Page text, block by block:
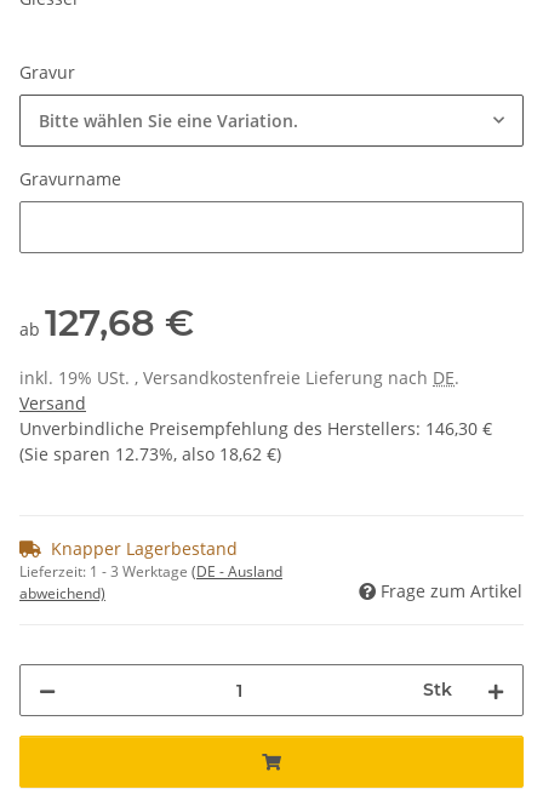
Gravur
Bitte wählen Sie eine Variation.
Gravurname
ab 127,68 €
inkl. 19% USt. , Versandkostenfreie Lieferung nach DE.
Versand
Unverbindliche Preisempfehlung des Herstellers: 146,30 €
(Sie sparen 12.73%, also 18,62 €)
Knapper Lagerbestand
Lieferzeit: 1 - 3 Werktage (DE - Ausland
abweichend)
Frage zum Artikel
Stk